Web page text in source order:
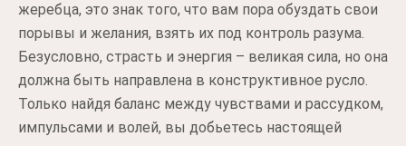
жеребца, это знак того, что вам пора обуздать свои
порывы и желания, взять их под контроль разума.
Безусловно, страсть и энергия – великая сила, но она
должна быть направлена в конструктивное русло.
Только найдя баланс между чувствами и рассудком,
импульсами и волей, вы добьетесь настоящей